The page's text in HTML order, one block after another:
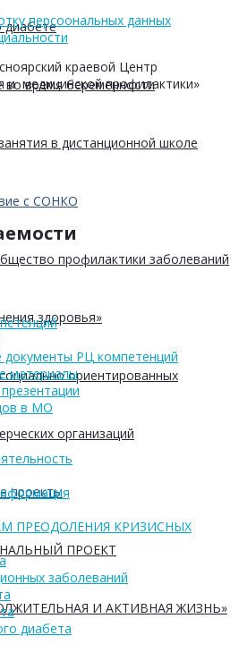
во время беременности
в дистанционной школе
с СОНКО
профилактики заболеваний
здоровья»
ориентированных
организаций
проекты
ПРОЕКТ
И АКТИВНАЯ ЖИЗНЬ»
персоональных данных
краевой Центр
и медицинской профилактики»
РЦ компетенций
материалы
в МО
ПРЕОДОЛЕНИЯ КРИЗИСНЫХ
заболеваний
диабета